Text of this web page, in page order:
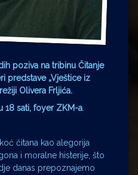
poziva na tribinu Čitanje
predstave „Vještice iz
Olivera Frljića.
18 sati, foyer ZKM-a
čitana kao alegorija
i moralne histerije, što
danas prepoznajemo